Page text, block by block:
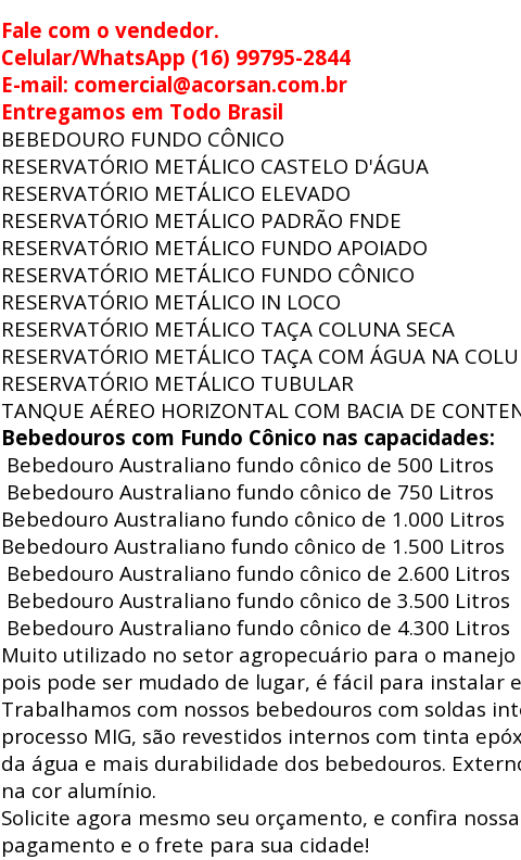
Fale com o vendedor.
Celular/WhatsApp (16) 99795-2844
E-mail: comercial@acorsan.com.br
Entregamos em Todo Brasil
BEBEDOURO FUNDO CÔNICO
RESERVATÓRIO METÁLICO CASTELO D'ÁGUA
RESERVATÓRIO METÁLICO ELEVADO
RESERVATÓRIO METÁLICO PADRÃO FNDE
RESERVATÓRIO METÁLICO FUNDO APOIADO
RESERVATÓRIO METÁLICO FUNDO CÔNICO
RESERVATÓRIO METÁLICO IN LOCO
RESERVATÓRIO METÁLICO TAÇA COLUNA SECA
RESERVATÓRIO METÁLICO TAÇA COM ÁGUA NA
RESERVATÓRIO METÁLICO TUBULAR
TANQUE AÉREO HORIZONTAL COM BACIA DE
Bebedouros com Fundo Cônico nas capacidades:
Bebedouro Australiano fundo cônico de 500 Litros
Bebedouro Australiano fundo cônico de 750 Litros
Bebedouro Australiano fundo cônico de 1.000 Litros
Bebedouro Australiano fundo cônico de 1.500 Litros
Bebedouro Australiano fundo cônico de 2.600 Litros
Bebedouro Australiano fundo cônico de 3.500 Litros
Bebedouro Australiano fundo cônico de 4.300 Litros
Muito utilizado no setor agropecuário para o
pois pode ser mudado de lugar, é fácil para instalar
Trabalhamos com nossos bebedouros com soldas
processo MIG, são revestidos internos com tinta
da água e mais durabilidade dos bebedouros.
na cor alumínio.
Solicite agora mesmo seu orçamento, e confira
pagamento e o frete para sua cidade!